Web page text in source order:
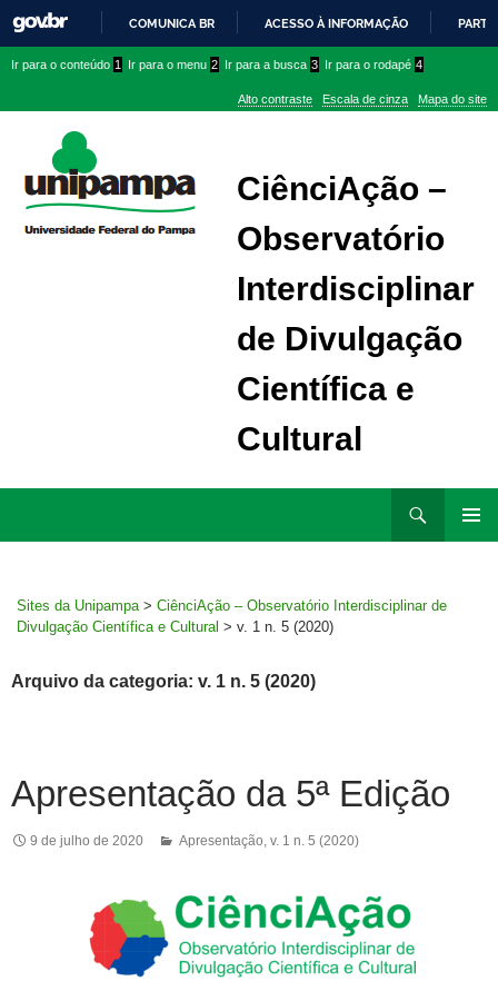
PARA
CONTEÚDO
COMUNICA BR ACESSO À INFORMAÇÃO
conteúdo
menu
superior
menu
Ir para o conteúdo 1 Ir para o menu 2 Ir para a busca 3 Ir para o rodapé 4
Alto contraste Escala de cinza Mapa do site
CiênciAção –
Observatório
Interdisciplinar
de Divulgação
Científica e
Cultural
Sites da Unipampa > CiênciAção – Observatório Interdisciplinar de
Divulgação Científica e Cultural > v. 1 n. 5 (2020)
Arquivo da categoria: v. 1 n. 5 (2020)
Apresentação da 5ª Edição
9 de julho de 2020 Apresentação v. 1 n. 5 (2020)